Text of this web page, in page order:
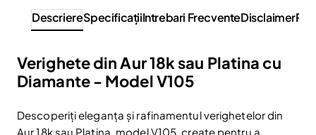
DescriereSpecificaţiiIntrebari FrecventeDisclaimer
Verighete din Aur 18k sau Platina cu
Diamante - Model V105
Descoperiți eleganța și rafinamentul verighetelor din
Aur 18k sau Platina, model V105, create pentru a